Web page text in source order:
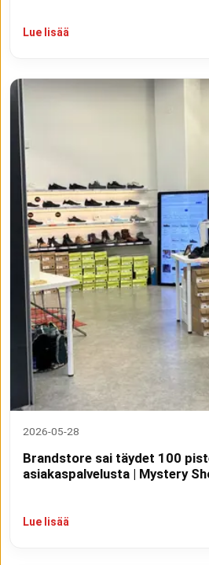
Lue lisää
2026-05-28
Brandstore sai täydet 100
asiakaspalvelusta | Mystery
Lue lisää